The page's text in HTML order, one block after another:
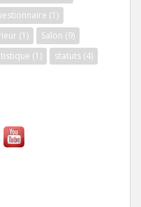
(1)
(1) Salon (9)
(1) statuts (4)